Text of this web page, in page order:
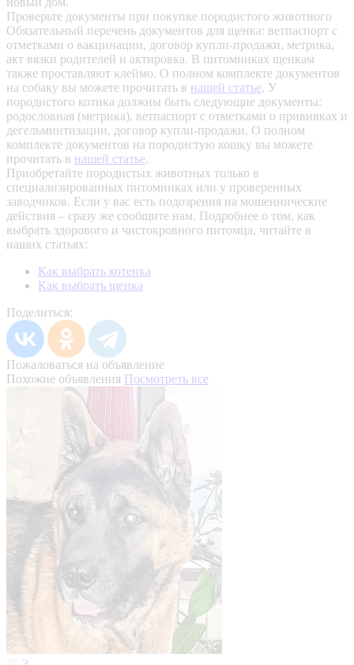
Проверьте документы при покупке породистого животного
Обязательный перечень документов для щенка: ветпаспорт с
отметками о вакцинации, договор купли-продажи, метрика,
акт вязки родителей и актировка. В питомниках щенкам
также проставляют клеймо. О полном комплекте документов
на собаку вы можете прочитать в нашей статье. У
породистого котика должны быть следующие документы:
родословная (метрика), ветпаспорт с отметками о прививках и
дегельминтизации, договор купли-продажи. О полном
комплекте документов на породистую кошку вы можете
прочитать в нашей статье.
Приобретайте породистых животных только в
специализированных питомниках или у проверенных
заводчиков. Если у вас есть подозрения на мошеннические
действия – сразу же сообщите нам. Подробнее о том, как
выбрать здорового и чистокровного питомца, читайте в
наших статьях:
Как выбрать котенка
Как выбрать щенка
Поделиться:
Пожаловаться на объявление
Похожие объявления Посмотреть все